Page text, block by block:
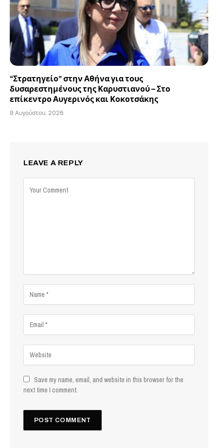
“Στρατηγείο” στην Αθήνα για τους
δυσαρεστημένους της Καρυστιανού – Στο
επίκεντρο Αυγερινός και Κοκοτσάκης
8 Αυγούστου, 2026
LEAVE A REPLY
Save my name, email, and website in this browser for the
next time I comment.